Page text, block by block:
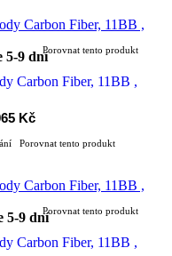
5-9 dníPorovnat tento produkt
Carbon Fiber, 11BB ,
Kč
Porovnat tento produkt
5-9 dníPorovnat tento produkt
Carbon Fiber, 11BB ,